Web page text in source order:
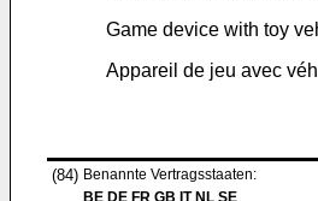
Game device with toy
Appareil de jeu avec
(84) Benannte Vertragsstaaten:
BE DE FR GB IT NL SE